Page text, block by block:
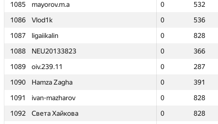
1085
mayorov.m.a 0
532
1086
Vlod1k 0
536
1087
ligaiikalin 0
828
1088
NEU20133823 0
366
1089
oiv.239.11 0
287
1090
Hamza Zagha 0
391
1091
ivan-mazharov 0
828
1092
Света Хайкова 0
828
1085
mayorov.m.a 0
532
1086
Vlod1k 0
536
1087
ligaiikalin 0
828
1088
NEU20133823 0
366
1089
oiv.239.11 0
287
1090
Hamza Zagha 0
391
1091
ivan-mazharov 0
828
1092
Света Хайкова 0
828